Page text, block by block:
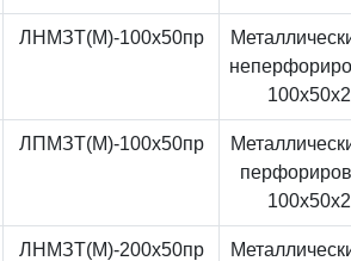
ЛНМЗТ(М)-100x50пр
ЛПМЗТ(М)-100x50пр
ЛНМЗТ(М)-200x50пр